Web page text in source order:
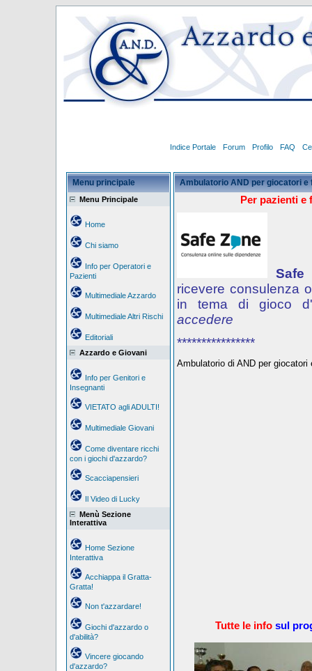
Indice Portale Forum Profilo FAQ
Menu principale
Menu Principale
Home
Chi siamo
Info per Operatori e
Pazienti
Multimediale Azzardo
Multimediale Altri Rischi
Editoriali
Azzardo e Giovani
Info per Genitori e
Insegnanti
VIETATO agli ADULTI!
Multimediale Giovani
Come diventare ricchi
con i giochi d'azzardo?
Scacciapensieri
Il Video di Lucky
Menù Sezione
Interattiva
Home Sezione
Interattiva
Acchiappa il Gratta-
Gratta!
Non t'azzardare!
Giochi d'azzardo o
d'abilità?
Vincere giocando
d'azzardo?
Ambulatorio AND per giocatori e
Per pazienti e
Safe
ricevere consulenza
in tema di gioco
accedere
****************
Ambulatorio di AND per giocatori
Tutte le info sul